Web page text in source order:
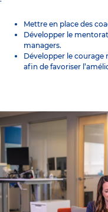
Mettre en place des
Développer le
managers.
Développer le courage
afin de favoriser